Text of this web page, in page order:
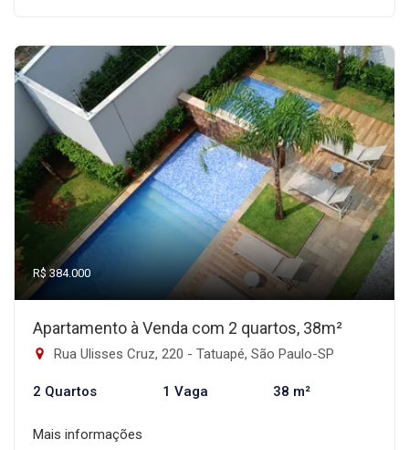
R$ 384.000
Apartamento à Venda com 2 quartos, 38m²
Rua Ulisses Cruz, 220 - Tatuapé, São Paulo-SP
2 Quartos 1 Vaga 38 m²
Mais informações